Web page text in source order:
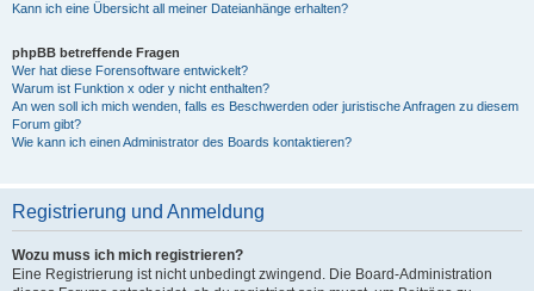
Kann ich eine Übersicht all meiner Dateianhänge erhalten?
phpBB betreffende Fragen
Wer hat diese Forensoftware entwickelt?
Warum ist Funktion x oder y nicht enthalten?
An wen soll ich mich wenden, falls es Beschwerden oder juristische Anfragen zu diesem
Forum gibt?
Wie kann ich einen Administrator des Boards kontaktieren?
Registrierung und Anmeldung
Wozu muss ich mich registrieren?
Eine Registrierung ist nicht unbedingt zwingend. Die Board-Administration